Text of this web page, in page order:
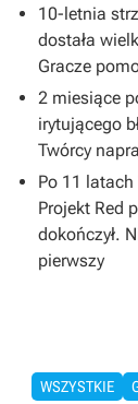
10-letnia
dostała
Gracze
2 miesiące
irytującego
Twórcy
Po 11
Projekt Red
dokończył.
pierwszy
WSZYSTKIE